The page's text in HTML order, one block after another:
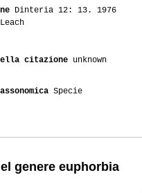
Dinteria 12: 13. 1976
citazione unknown
Specie
genere euphorbia